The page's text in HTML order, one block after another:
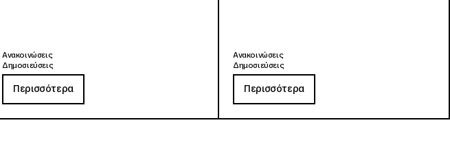
Ανακοινώσεις
Δημοσιεύσεις
Περισσότερα
Ανακοινώσεις
Δημοσιεύσεις
Περισσότερα